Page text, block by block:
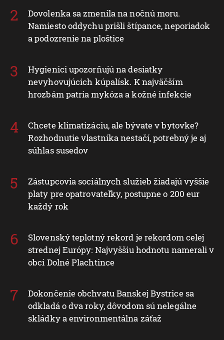
Dovolenka sa zmenila na nočnú moru.
Namiesto oddychu prišli štípance, neporiadok
a podozrenie na ploštice
Hygienici upozorňujú na desiatky
nevyhovujúcich kúpalísk. K najväčším
hrozbám patria mykóza a kožné infekcie
Chcete klimatizáciu, ale bývate v bytovke?
Rozhodnutie vlastníka nestačí, potrebný je aj
súhlas susedov
Zástupcovia sociálnych služieb žiadajú vyššie
platy pre opatrovateľky, postupne o 200 eur
každý rok
Slovenský teplotný rekord je rekordom celej
strednej Európy: Najvyššiu hodnotu namerali v
obci Dolné Plachtince
Dokončenie obchvatu Banskej Bystrice sa
odkladá o dva roky, dôvodom sú nelegálne
skládky a environmentálna záťaž